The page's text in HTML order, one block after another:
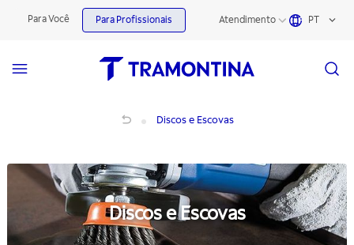
Para Você Para Profissionais Atendimento PT
Discos e Escovas
Discos e Escovas
Discos e Escovas | Tramontina